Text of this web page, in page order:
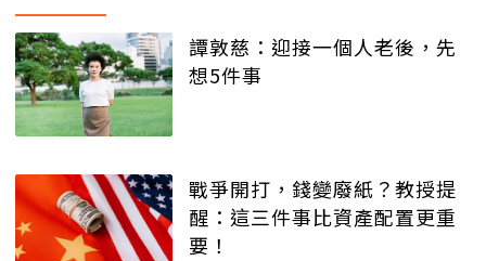
譚敦慈：迎接一個人老後，先
想5件事
戰爭開打，錢變廢紙？教授提
醒：這三件事比資產配置更重
要！